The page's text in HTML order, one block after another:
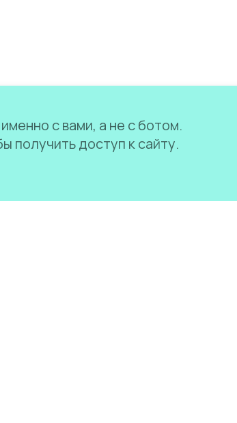
с вами, а не с ботом.
получить доступ к сайту.